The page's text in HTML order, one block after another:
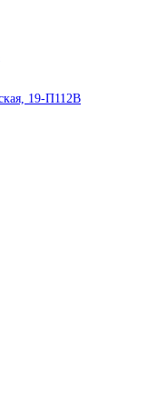
19-П112В